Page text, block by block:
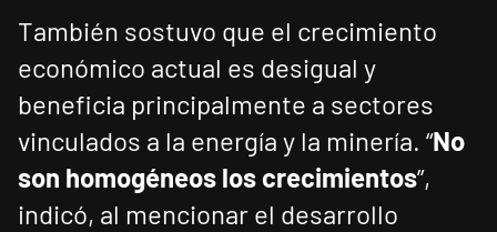
También sostuvo que el crecimiento
económico actual es desigual y
beneficia principalmente a sectores
vinculados a la energía y la minería. “No
son homogéneos los crecimientos”,
indicó, al mencionar el desarrollo